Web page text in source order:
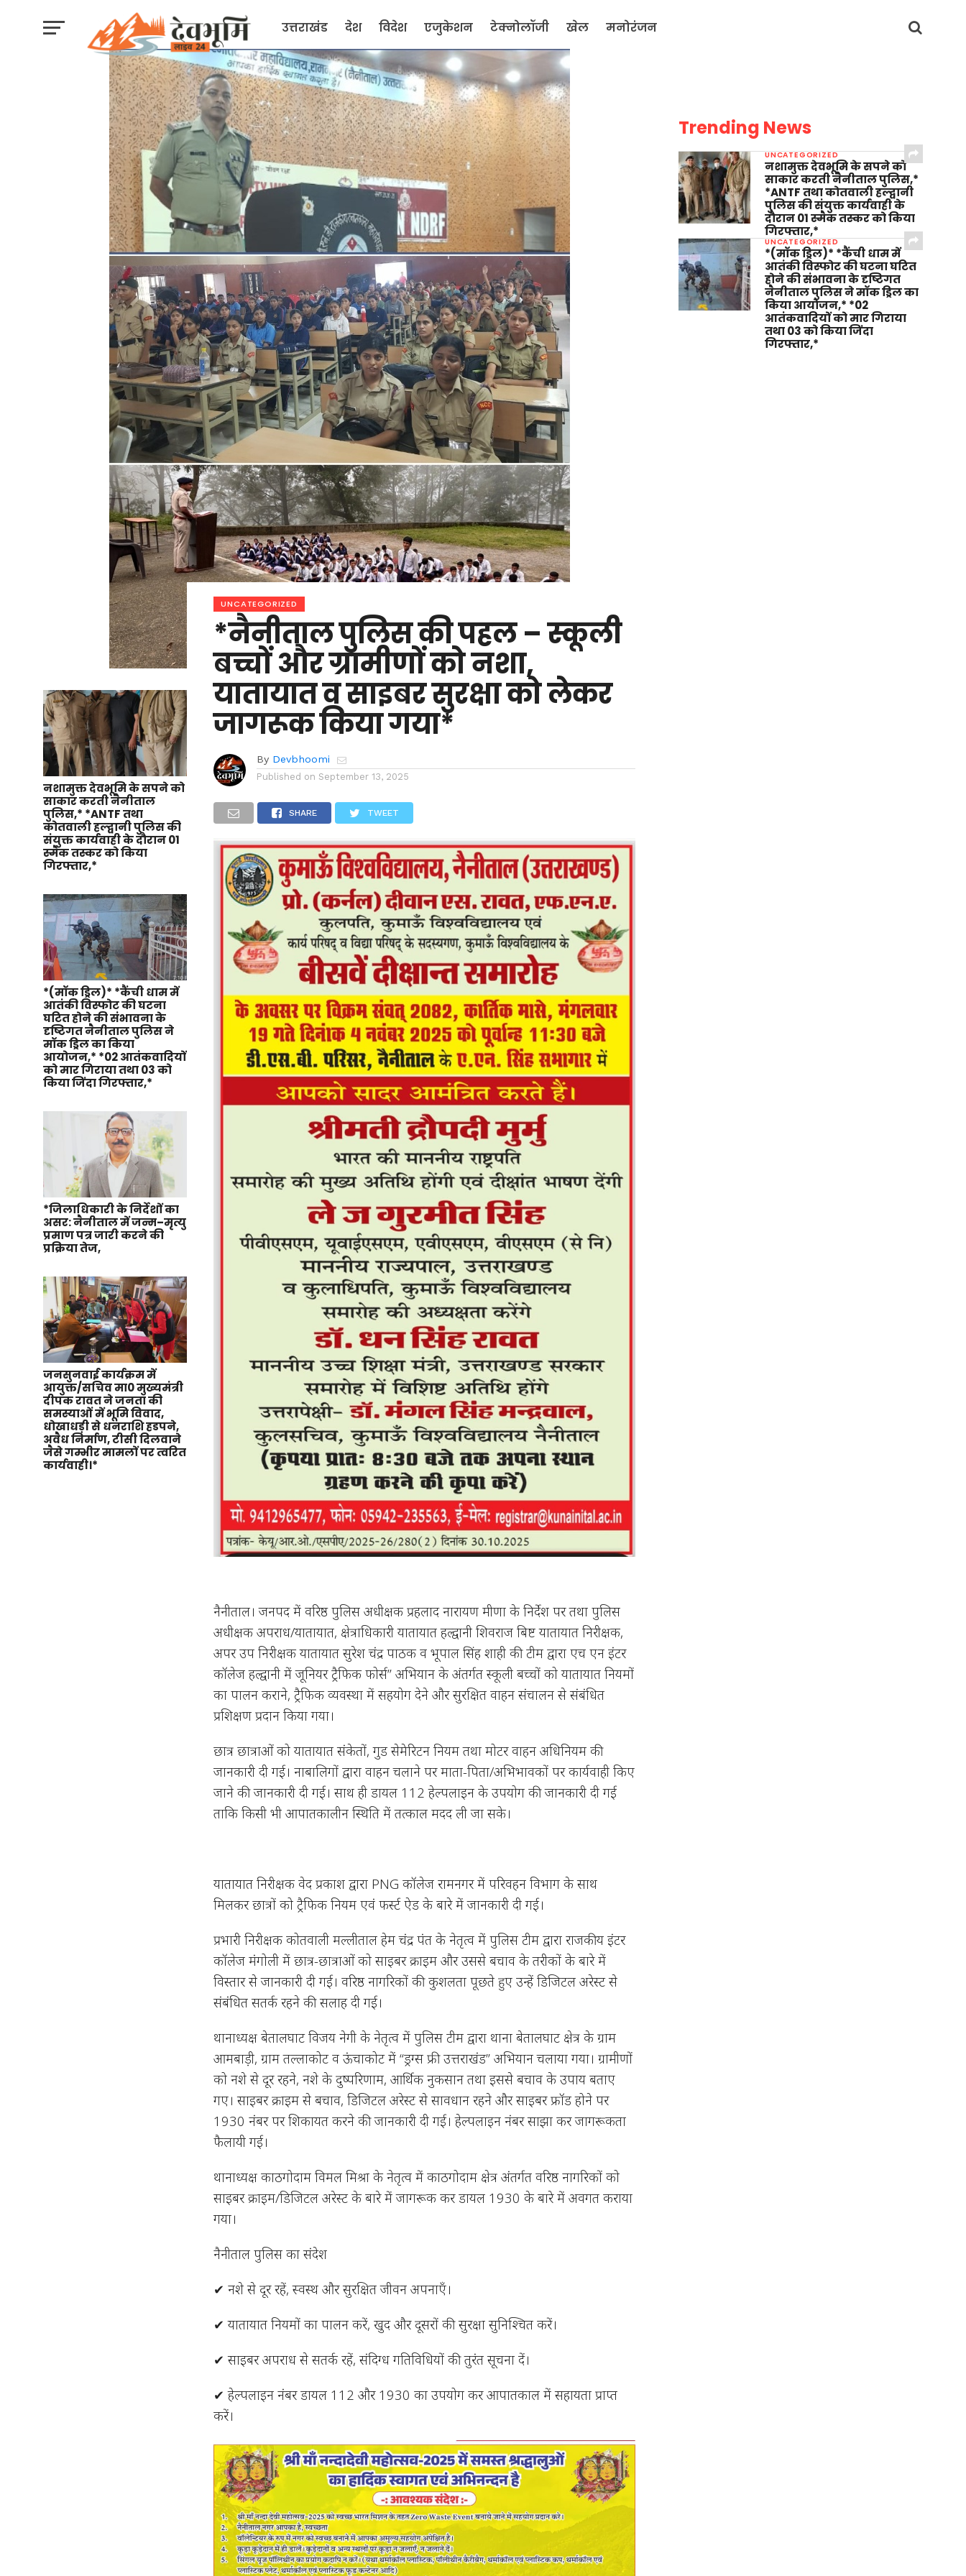
उत्तराखंड देश विदेश एजुकेशन टेक्नोलॉजी खेल मनोरंजन
नशामुक्त देवभूमि के सपने को
साकार करती नैनीताल
पुलिस,* *ANTF तथा
कोतवाली हल्द्वानी पुलिस की
संयुक्त कार्यवाही के दौरान 01
स्मैक तस्कर को किया
गिरफ्तार,*
*(मॉक ड्रिल)* *कैंची धाम में
आतंकी विस्फोट की घटना
घटित होने की संभावना के
दृष्टिगत नैनीताल पुलिस ने
मॉक ड्रिल का किया
आयोजन,* *02 आतंकवादियों
को मार गिराया तथा 03 को
किया जिंदा गिरफ्तार,*
*जिलाधिकारी के निर्देशों का
असर: नैनीताल में जन्म–मृत्यु
प्रमाण पत्र जारी करने की
प्रक्रिया तेज,
जनसुनवाई कार्यक्रम में
आयुक्त/सचिव मा0 मुख्यमंत्री
दीपक रावत ने जनता की
समस्याओं में भूमि विवाद,
धोखाधड़ी से धनराशि हडपने,
अवैध निर्माण, टीसी दिलवाने
जैसे गम्भीर मामलों पर त्वरित
कार्यवाही।*
UNCATEGORIZED
*नैनीताल पुलिस की पहल – स्कूली
बच्चों और ग्रामीणों को नशा,
यातायात व साइबर सुरक्षा को लेकर
जागरूक किया गया*
By Devbhoomi
Published on September 13, 2025
SHARE TWEET
नैनीताल। जनपद में वरिष्ठ पुलिस अधीक्षक प्रहलाद नारायण मीणा के निर्देश पर तथा पुलिस
अधीक्षक अपराध/यातायात, क्षेत्राधिकारी यातायात हल्द्वानी शिवराज बिष्ट यातायात निरीक्षक,
अपर उप निरीक्षक यातायात सुरेश चंद्र पाठक व भूपाल सिंह शाही की टीम द्वारा एच एन इंटर
कॉलेज हल्द्वानी में जूनियर ट्रैफिक फोर्स” अभियान के अंतर्गत स्कूली बच्चों को यातायात नियमों
का पालन कराने, ट्रैफिक व्यवस्था में सहयोग देने और सुरक्षित वाहन संचालन से संबंधित
प्रशिक्षण प्रदान किया गया।
छात्र छात्राओं को यातायात संकेतों, गुड सेमेरिटन नियम तथा मोटर वाहन अधिनियम की
जानकारी दी गई। नाबालिगों द्वारा वाहन चलाने पर माता-पिता/अभिभावकों पर कार्यवाही किए
जाने की जानकारी दी गई। साथ ही डायल 112 हेल्पलाइन के उपयोग की जानकारी दी गई
ताकि किसी भी आपातकालीन स्थिति में तत्काल मदद ली जा सके।
यातायात निरीक्षक वेद प्रकाश द्वारा PNG कॉलेज रामनगर में परिवहन विभाग के साथ
मिलकर छात्रों को ट्रैफिक नियम एवं फर्स्ट ऐड के बारे में जानकारी दी गई।
प्रभारी निरीक्षक कोतवाली मल्लीताल हेम चंद्र पंत के नेतृत्व में पुलिस टीम द्वारा राजकीय इंटर
कॉलेज मंगोली में छात्र-छात्राओं को साइबर क्राइम और उससे बचाव के तरीकों के बारे में
विस्तार से जानकारी दी गई। वरिष्ठ नागरिकों की कुशलता पूछते हुए उन्हें डिजिटल अरेस्ट से
संबंधित सतर्क रहने की सलाह दी गई।
थानाध्यक्ष बेतालघाट विजय नेगी के नेतृत्व में पुलिस टीम द्वारा थाना बेतालघाट क्षेत्र के ग्राम
आमबाड़ी, ग्राम तल्लाकोट व ऊंचाकोट में “ड्रग्स फ्री उत्तराखंड” अभियान चलाया गया। ग्रामीणों
को नशे से दूर रहने, नशे के दुष्परिणाम, आर्थिक नुकसान तथा इससे बचाव के उपाय बताए
गए। साइबर क्राइम से बचाव, डिजिटल अरेस्ट से सावधान रहने और साइबर फ्रॉड होने पर
1930 नंबर पर शिकायत करने की जानकारी दी गई। हेल्पलाइन नंबर साझा कर जागरूकता
फैलायी गई।
थानाध्यक्ष काठगोदाम विमल मिश्रा के नेतृत्व में काठगोदाम क्षेत्र अंतर्गत वरिष्ठ नागरिकों को
साइबर क्राइम/डिजिटल अरेस्ट के बारे में जागरूक कर डायल 1930 के बारे में अवगत कराया
गया।
नैनीताल पुलिस का संदेश
✔ नशे से दूर रहें, स्वस्थ और सुरक्षित जीवन अपनाएँ।
✔ यातायात नियमों का पालन करें, खुद और दूसरों की सुरक्षा सुनिश्चित करें।
✔ साइबर अपराध से सतर्क रहें, संदिग्ध गतिविधियों की तुरंत सूचना दें।
✔ हेल्पलाइन नंबर डायल 112 और 1930 का उपयोग कर आपातकाल में सहायता प्राप्त
करें।
Trending News
UNCATEGORIZED
नशामुक्त देवभूमि के सपने को
साकार करती नैनीताल पुलिस,*
*ANTF तथा कोतवाली हल्द्वानी
पुलिस की संयुक्त कार्यवाही के
दौरान 01 स्मैक तस्कर को किया
गिरफ्तार,*
UNCATEGORIZED
*(मॉक ड्रिल)* *कैंची धाम में
आतंकी विस्फोट की घटना घटित
होने की संभावना के दृष्टिगत
नैनीताल पुलिस ने मॉक ड्रिल का
किया आयोजन,* *02
आतंकवादियों को मार गिराया
तथा 03 को किया जिंदा
गिरफ्तार,*